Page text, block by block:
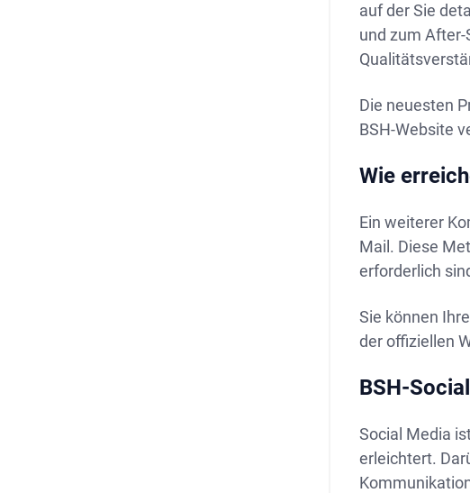
auf der Sie
und zum
Die neuesten
BSH-Website
Wie
Ein weiterer
Mail. Diese
erforderlich
Sie können
der offiziellen
BSH-
Social Media
erleichtert.